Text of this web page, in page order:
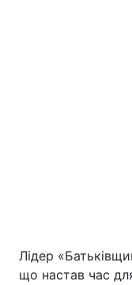
Лідер
що настав час